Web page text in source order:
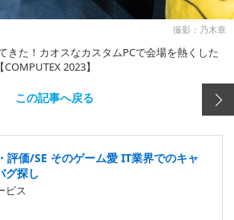
撮影：乃木章
きた！カオスなカスタムPCで会場を熱くした
2023】
この記事へ戻る
評価/SE そのゲーム愛 IT業界でのキャ
グ探し
ビス